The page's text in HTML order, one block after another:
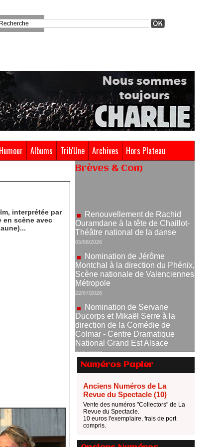
Humour Albums Trib'Une Archives Hors Plateau
interprétée par
en scène avec
Brèves & Com
Nomination de Jérôme
Montchal à la direction du Phénix,
Scène nationale de Valenciennes
22/07/2026
Nomination de Servane
Ducorps et Mikaël Serre à la
direction de la Comédie de
National Grand Est Alsace
07/07/2026
Thomas Jolly et Laëtitia
Guédon nommés à la direction du
TNP
02/07/2026
Fonds SACD Théâtre : les
lauréats 2026
23/06/2026
Dispositif ARTCENA Écrire
pour le cirque, les lauréats 2026 !
20/06/2026
Le palmarès des prix SACD
Numéros Papier
Anciens Numéros de La
Revue du Spectacle (10)
Vente des numéros "Collectors" de La
Revue du Spectacle.
10 euros l'exemplaire, frais de port
compris.